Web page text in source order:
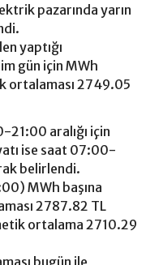
pazarında yarın
yaptığı
gün için MWh
ortalaması 2749.05
aralığı için
ise saat 07:00-
belirlendi.
MWh başına
2787.82 TL
ortalama 2710.29
bugün ile